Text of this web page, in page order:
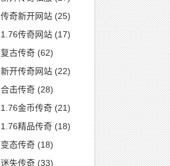
传奇新开网站 (25)
1.76传奇网站 (17)
复古传奇 (62)
新开传奇网站 (22)
合击传奇 (28)
1.76金币传奇 (21)
1.76精品传奇 (18)
变态传奇 (18)
迷失传奇 (33)